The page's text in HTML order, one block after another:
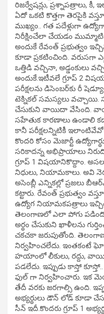
రిజర్వేషన్లు, ప్రశ్నాపత్రాలు,
ఏదో ఒకటి కొత్తగా తెరపైకి
ముఖ్యం.. గత పదేళ్లుగా
నిరీక్షించేలా చేయడం
అందుకే రేవంత్ ప్రభుత్వం
కూడా ప్రకటించింది. వరుసగా
ఒత్తిడి వచ్చినా, అడ్డంకులు
అందుకే.ఇటీవలే గ్రూప్ 2
పరీక్షలను డిసెంబర్‌కు రీ
టెక్నికల్ సమస్యలు వచ్చాయి.
చేసుకుని వాయిదా వేసింది.
సహేతుక కారణాలు ఉండాలి
కానీ పరీక్షలన్నిటికీ ఇలాంటివేవో
కొందరి కోసం మెజార్టీ
సరికాదన్న అభిప్రాయాలు
గ్రూప్ 1 విషయానికొద్దాం.
నిధులు, నియామకాలు. అవి
అసెంబ్లీ ఎన్నికల్లో ప్రజలు
కట్టారు. రేవంత్ ప్రభుత్వం
ఉద్యోగ నియామకపత్రాలు
తెలంగాణలో ఎలా పోగు పడిందో
అర్థం చేసుకుని ఖాళీలను
చకచకా జరుపుతోంది. తెలంగాణ
నిర్వహించలేదు. ఇంతకంటే
హయాంలో లీకులు, రద్దు,
పడలేదు. ఇప్పుడు కాస్తో
ఫుల్ గా నిర్వహించారు. ఇక
తేదీ వరకు జరగాల్సి ఉంది.
అభ్యర్థులు డౌన్ లోడ్ కూడా
సీన్ ఇదీ.కొందరు గ్రూప్ 1